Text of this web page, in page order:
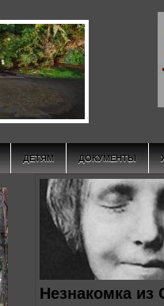
ДЕТЯМ ДОКУМЕНТЫ
Незнакомка из